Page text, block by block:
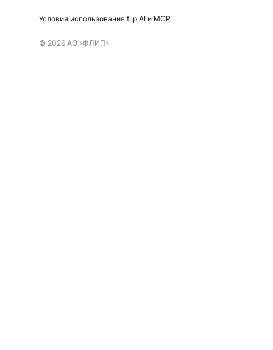
Условия использования flip AI и MCP
© 2026 АО «ФЛИП»